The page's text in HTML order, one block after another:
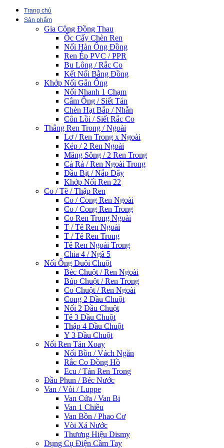
Trang chủ
Sản phẩm
Gia Công Đồng Thau
Ốc Cấy Chèn Ren
Nối Hàn Ống Đồng
Ren Ép PVC / PPR
Bu Lông / Rắc Co
Kết Nối Bằng Đồng
Khớp Nối Gắn Ống
Nối Nhanh 1 Chạm
Cắm Ống / Siết Tán
Chèn Hạt Bắp / Nhẫn
Côn Lồi / Siết Rắc Co
Thẳng Ren Trong / Ngoài
Lơ / Ren Trong x Ngoài
Kép / 2 Ren Ngoài
Măng Sông / 2 Ren Trong
Cả Rá / Ren Ngoài Trong
Đầu Bịt / Nắp Đậy
Khớp Nối Ren 22
Co / Tê / Thập Ren
Co / Cong Ren Ngoài
Co / Cong Ren Trong
Co Ren Trong Ngoài
T / Tê Ren Ngoài
T / Tê Ren Trong
Tê Ren Ngoài Trong
Chia 4 / Ngã 5
Nối Ống Đuôi Chuột
Béc Chuột / Ren Ngoài
Búp Chuột / Ren Trong
Co Chuột / Ren Ngoài
Cong 2 Đầu Chuột
Nối 2 Đầu Chuột
Tê 3 Đầu Chuột
Thập 4 Đầu Chuột
Y 3 Đầu Chuột
Nối Ren Tán Xoay
Nối Bồn / Vách Ngăn
Rắc Co Đồng Hồ
Ecu / Tán Ren Trong
Đầu Phun / Béc Nước
Van / Vòi / Luppe
Van Cửa / Van Bi
Van 1 Chiều
Van Bồn / Phao Cơ
Vòi Xả Nước
Thương Hiệu Dismy
Dụng Cụ Điện Cầm Tay